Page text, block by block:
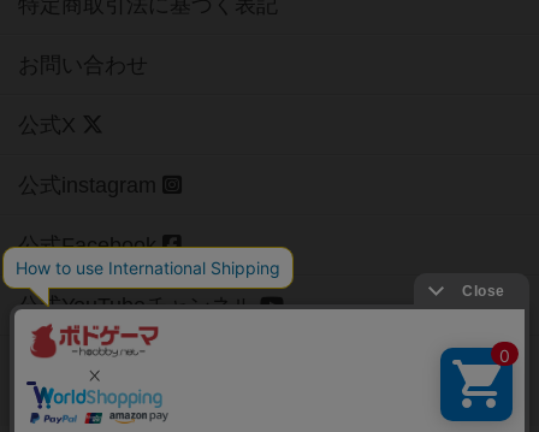
お問い合わせ
公式X
公式instagram
公式Facebook
公式YouTubeチャンネル